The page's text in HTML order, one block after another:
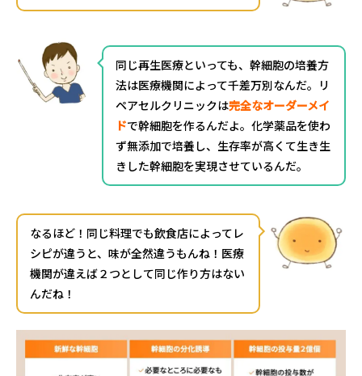
同じ再生医療といっても、幹細胞の培養方
法は医療機関によって千差万別なんだ。リ
ペアセルクリニックは完全なオーダーメイ
ドで幹細胞を作るんだよ。化学薬品を使わ
ず無添加で培養し、生存率が高くて生き生
きした幹細胞を実現させているんだ。
なるほど！同じ料理でも飲食店によってレ
シピが違うと、味が全然違うもんね！医療
機関が違えば２つとして同じ作り方はない
んだね！